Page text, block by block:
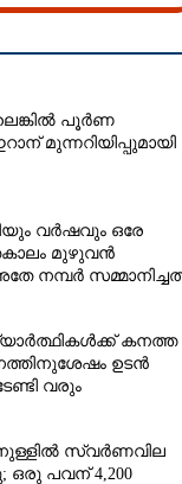
പൂർണ
മുന്നറിയിപ്പുമായി
വർഷവും ഒരേ
മുഴുവൻ
നമ്പർ
കനത്ത
ഉടൻ
വരും
സ്വർണവില
പവന് 4,200